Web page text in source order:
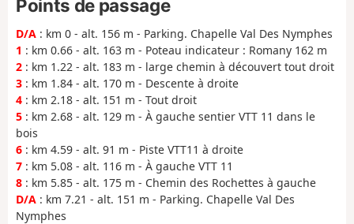
Points de passage
D/A : km 0 - alt. 156 m - Parking. Chapelle Val Des Nymphes
1 : km 0.66 - alt. 163 m - Poteau indicateur : Romany 162 m
2 : km 1.22 - alt. 183 m - large chemin à découvert tout droit
3 : km 1.84 - alt. 170 m - Descente à droite
4 : km 2.18 - alt. 151 m - Tout droit
5 : km 2.68 - alt. 129 m - À gauche sentier VTT 11 dans le
bois
6 : km 4.59 - alt. 91 m - Piste VTT11 à droite
7 : km 5.08 - alt. 116 m - À gauche VTT 11
8 : km 5.85 - alt. 175 m - Chemin des Rochettes à gauche
D/A : km 7.21 - alt. 151 m - Parking. Chapelle Val Des
Nymphes